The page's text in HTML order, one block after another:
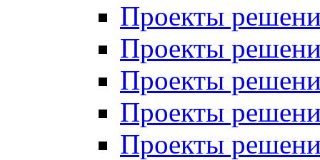
Проекты
Проекты
Проекты
Проекты
Проекты